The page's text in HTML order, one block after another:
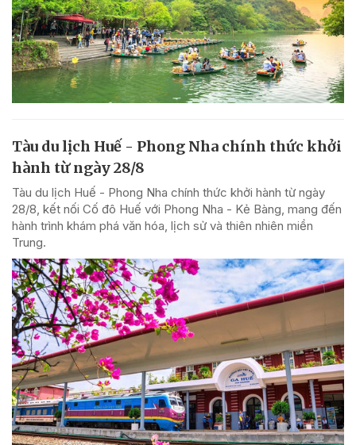
Tàu du lịch Huế - Phong Nha chính thức khởi
hành từ ngày 28/8
Tàu du lịch Huế - Phong Nha chính thức khởi hành từ ngày
28/8, kết nối Cố đô Huế với Phong Nha - Kẻ Bàng, mang đến
hành trình khám phá văn hóa, lịch sử và thiên nhiên miền
Trung.